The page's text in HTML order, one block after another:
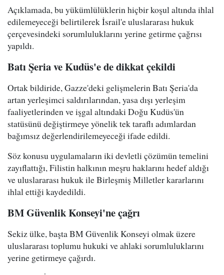
Açıklamada, bu yükümlülüklerin hiçbir koşul altında ihlal
edilemeyeceği belirtilerek İsrail'e uluslararası hukuk
çerçevesindeki sorumluluklarını yerine getirme çağrısı
yapıldı.
Batı Şeria ve Kudüs'e de dikkat çekildi
Ortak bildiride, Gazze'deki gelişmelerin Batı Şeria'da
artan yerleşimci saldırılarından, yasa dışı yerleşim
faaliyetlerinden ve işgal altındaki Doğu Kudüs'ün
statüsünü değiştirmeye yönelik tek taraflı adımlardan
bağımsız değerlendirilemeyeceği ifade edildi.
Söz konusu uygulamaların iki devletli çözümün temelini
zayıflattığı, Filistin halkının meşru haklarını hedef aldığı
ve uluslararası hukuk ile Birleşmiş Milletler kararlarını
ihlal ettiği kaydedildi.
BM Güvenlik Konseyi'ne çağrı
Sekiz ülke, başta BM Güvenlik Konseyi olmak üzere
uluslararası toplumu hukuki ve ahlaki sorumluluklarını
yerine getirmeye çağırdı.